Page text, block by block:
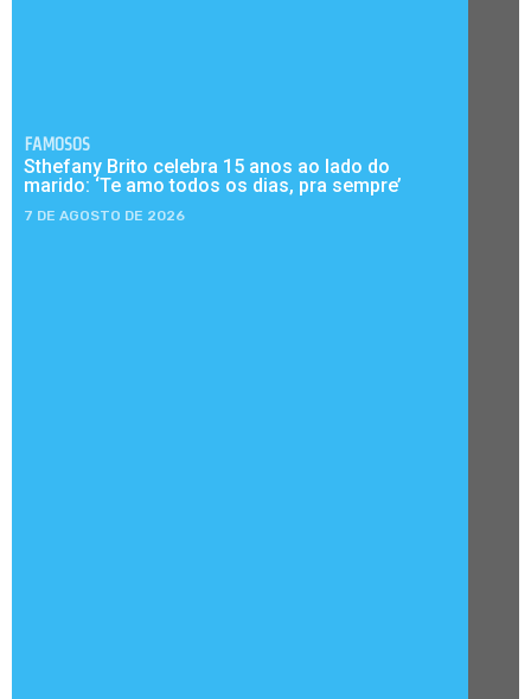
FAMOSOS
Sthefany Brito celebra 15 anos ao lado do
marido: ‘Te amo todos os dias, pra sempre’
7 DE AGOSTO DE 2026